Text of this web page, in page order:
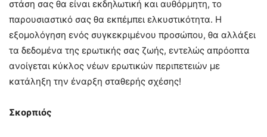
στάση σας θα είναι εκδηλωτική και αυθόρμητη, το
παρουσιαστικό σας θα εκπέμπει ελκυστικότητα. Η
εξομολόγηση ενός συγκεκριμένου προσώπου, θα αλλάξει
τα δεδομένα της ερωτικής σας ζωής, εντελώς απρόοπτα
ανοίγεται κύκλος νέων ερωτικών περιπετειών με
κατάληξη την έναρξη σταθερής σχέσης!
Σκορπιός